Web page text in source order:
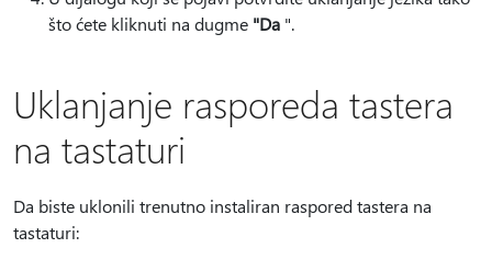
što ćete kliknuti na dugme "Da ".
Uklanjanje rasporeda tastera
na tastaturi
Da biste uklonili trenutno instaliran raspored tastera na
tastaturi: